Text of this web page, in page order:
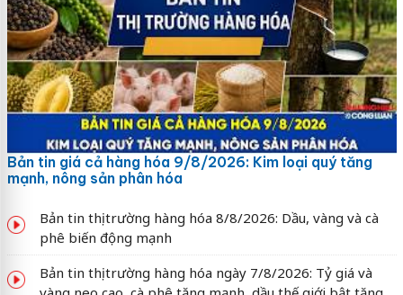
Bản tin giá cả hàng hóa 9/8/2026: Kim loại quý tăng
mạnh, nông sản phân hóa
Bản tin thị trường hàng hóa 8/8/2026: Dầu, vàng và cà
phê biến động mạnh
Bản tin thị trường hàng hóa ngày 7/8/2026: Tỷ giá và